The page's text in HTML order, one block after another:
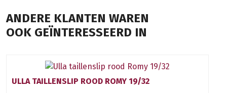
ANDERE KLANTEN WAREN
OOK GEÏNTERESSEERD IN
ULLA TAILLENSLIP ROOD ROMY 19/32